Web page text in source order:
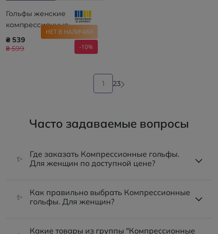
НЕТ В НАЛИЧИИ
-10%
Гольфы женские
компрессионные
лечебные, с открытым
носком, II класс
₴ 539
₴ 599
1 23
Часто задаваемые вопросы
✨
Где заказать Компрессионные гольфы.
Для женщин по доступной цене?
✨
Как правильно выбрать Компрессионные
гольфы. Для женщин?
Какие товары из группы "Компрессионные